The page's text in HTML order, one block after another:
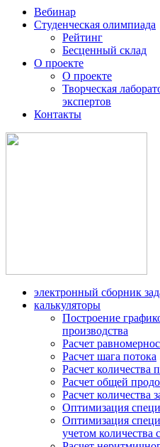
Вебинар
Студенческая олимпиада
Рейтинг
Бесценный склад
О проекте
О проекте
Творческая
экспертов
Контакты
электронный сборник
калькуляторы
Построение
производства
Расчет
Расчет шага потока
Расчет количества
Расчет общей
Расчет количества
Оптимизация
Оптимизация
учетом количества